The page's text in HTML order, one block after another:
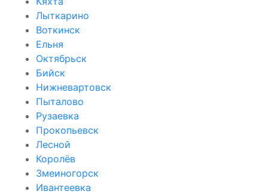
Лыткарино
Воткинск
Ельня
Октябрьск
Бийск
Нижневартовск
Пыталово
Рузаевка
Прокопьевск
Лесной
Королёв
Змеиногорск
Ивантеевка